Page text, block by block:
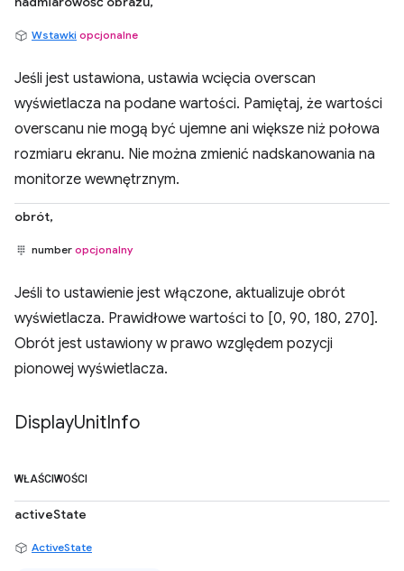
Wstawki opcjonalne
Jeśli jest ustawiona, ustawia wcięcia overscan
wyświetlacza na podane wartości. Pamiętaj, że wartości
overscanu nie mogą być ujemne ani większe niż połowa
rozmiaru ekranu. Nie można zmienić nadskanowania na
monitorze wewnętrznym.
obrót,
number opcjonalny
Jeśli to ustawienie jest włączone, aktualizuje obrót
wyświetlacza. Prawidłowe wartości to [0, 90, 180, 270].
Obrót jest ustawiony w prawo względem pozycji
pionowej wyświetlacza.
DisplayUnitInfo
WŁAŚCIWOŚCI
activeState
ActiveState